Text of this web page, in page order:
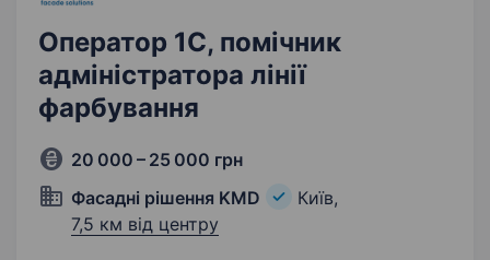
Оператор 1С, помічник
адміністратора лінії
фарбування
20 000 – 25 000 грн
Фасадні рішення KMD
Київ,
7,5 км від центру